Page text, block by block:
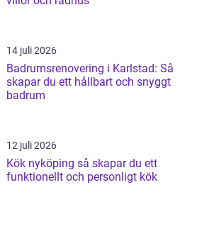
14 juli 2026
Badrumsrenovering i Karlstad: Så
skapar du ett hållbart och snyggt
badrum
12 juli 2026
Kök nyköping så skapar du ett
funktionellt och personligt kök